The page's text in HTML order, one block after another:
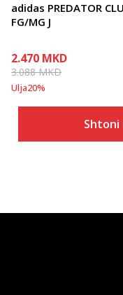
adidas PREDATOR
FG/MG J
2.470 MKD
3.088MKD
Ulja20%
Shtoni